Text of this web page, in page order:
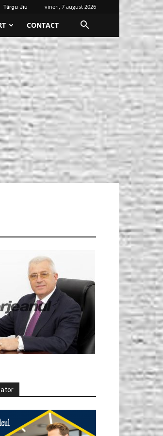
Târgu Jiu vineri, 7 august 2026
CONTACT